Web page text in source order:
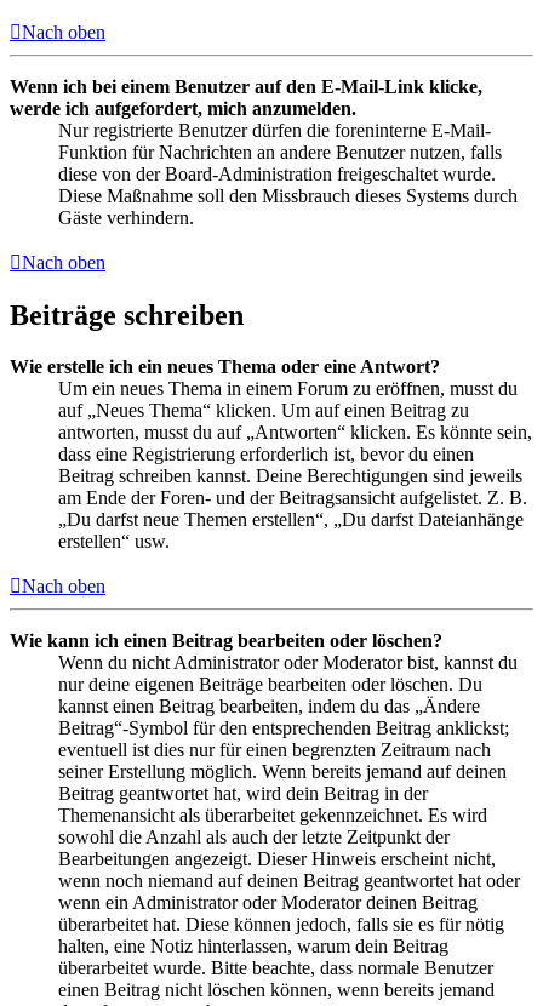
Nach oben
Wenn ich bei einem Benutzer auf den E-Mail-Link klicke,
werde ich aufgefordert, mich anzumelden.
Nur registrierte Benutzer dürfen die foreninterne E-Mail-
Funktion für Nachrichten an andere Benutzer nutzen, falls
diese von der Board-Administration freigeschaltet wurde.
Diese Maßnahme soll den Missbrauch dieses Systems durch
Gäste verhindern.
Nach oben
Beiträge schreiben
Wie erstelle ich ein neues Thema oder eine Antwort?
Um ein neues Thema in einem Forum zu eröffnen, musst du
auf „Neues Thema“ klicken. Um auf einen Beitrag zu
antworten, musst du auf „Antworten“ klicken. Es könnte sein,
dass eine Registrierung erforderlich ist, bevor du einen
Beitrag schreiben kannst. Deine Berechtigungen sind jeweils
am Ende der Foren- und der Beitragsansicht aufgelistet. Z. B.
„Du darfst neue Themen erstellen“, „Du darfst Dateianhänge
erstellen“ usw.
Nach oben
Wie kann ich einen Beitrag bearbeiten oder löschen?
Wenn du nicht Administrator oder Moderator bist, kannst du
nur deine eigenen Beiträge bearbeiten oder löschen. Du
kannst einen Beitrag bearbeiten, indem du das „Ändere
Beitrag“-Symbol für den entsprechenden Beitrag anklickst;
eventuell ist dies nur für einen begrenzten Zeitraum nach
seiner Erstellung möglich. Wenn bereits jemand auf deinen
Beitrag geantwortet hat, wird dein Beitrag in der
Themenansicht als überarbeitet gekennzeichnet. Es wird
sowohl die Anzahl als auch der letzte Zeitpunkt der
Bearbeitungen angezeigt. Dieser Hinweis erscheint nicht,
wenn noch niemand auf deinen Beitrag geantwortet hat oder
wenn ein Administrator oder Moderator deinen Beitrag
überarbeitet hat. Diese können jedoch, falls sie es für nötig
halten, eine Notiz hinterlassen, warum dein Beitrag
überarbeitet wurde. Bitte beachte, dass normale Benutzer
einen Beitrag nicht löschen können, wenn bereits jemand